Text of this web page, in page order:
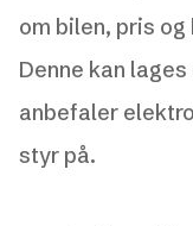
om bilen, pris
Denne kan
anbefaler
styr på.